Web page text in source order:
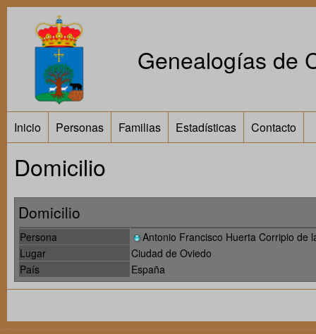
Genealogías de
Inicio Personas Familias Estadísticas Contacto
Domicilio
Domicilio
Persona
Antonio Francisco Huerta Corripio de
Lugar
Ciudad de Oviedo
País
España